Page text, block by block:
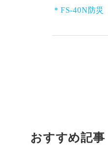
＊FS-40N防災
おすすめ記事